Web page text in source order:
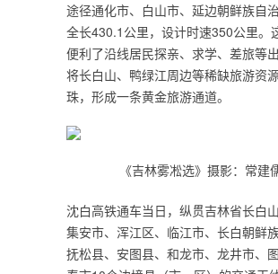
途径通化市、白山市、延边朝鲜族自
全长430.1公里，设计时速350公里。
便利了沿线居民探亲、求学、差旅等
将长白山、鸭绿江周边等稀缺旅游资
珠，形成一条黄金旅游通道。
《吉林雾凇选》摄影：常建
沈白高铁通车当日，纵贯吉林省长白
集安市、浑江区、临江市、长白朝鲜族
抚松县、安图县、和龙市、龙井市、